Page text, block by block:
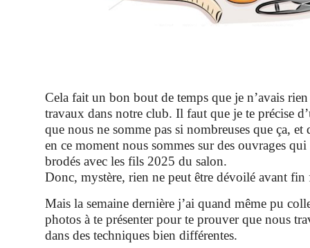
Cela fait un bon bout de temps que je n’avais
travaux dans notre club. Il faut que je te précise
que nous ne somme pas si nombreuses que ça, et
en ce moment nous sommes sur des ouvrages
brodés avec les fils 2025 du salon.
Donc, mystère, rien ne peut être dévoilé avant
Mais la semaine dernière j’ai quand même pu
photos à te présenter pour te prouver que nous
dans des techniques bien différentes.